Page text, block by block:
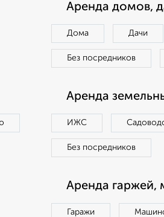
Аренда домов,
Дома Дачи
Без посредников
Аренда
ИЖС
Без посредников
Аренда гаржей,
Гаражи